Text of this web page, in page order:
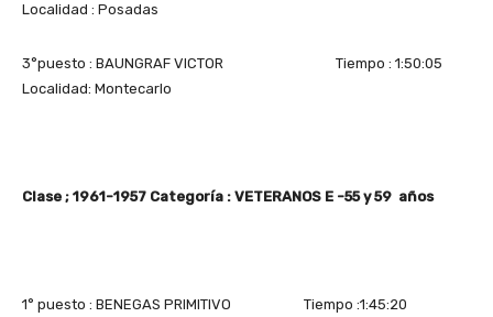
Localidad : Posadas
3°puesto : BAUNGRAF VICTOR Tiempo : 1:50:05
Localidad: Montecarlo
Clase ; 1961-1957 Categoría : VETERANOS E -55 y 59 años
1° puesto : BENEGAS PRIMITIVO Tiempo :1:45:20